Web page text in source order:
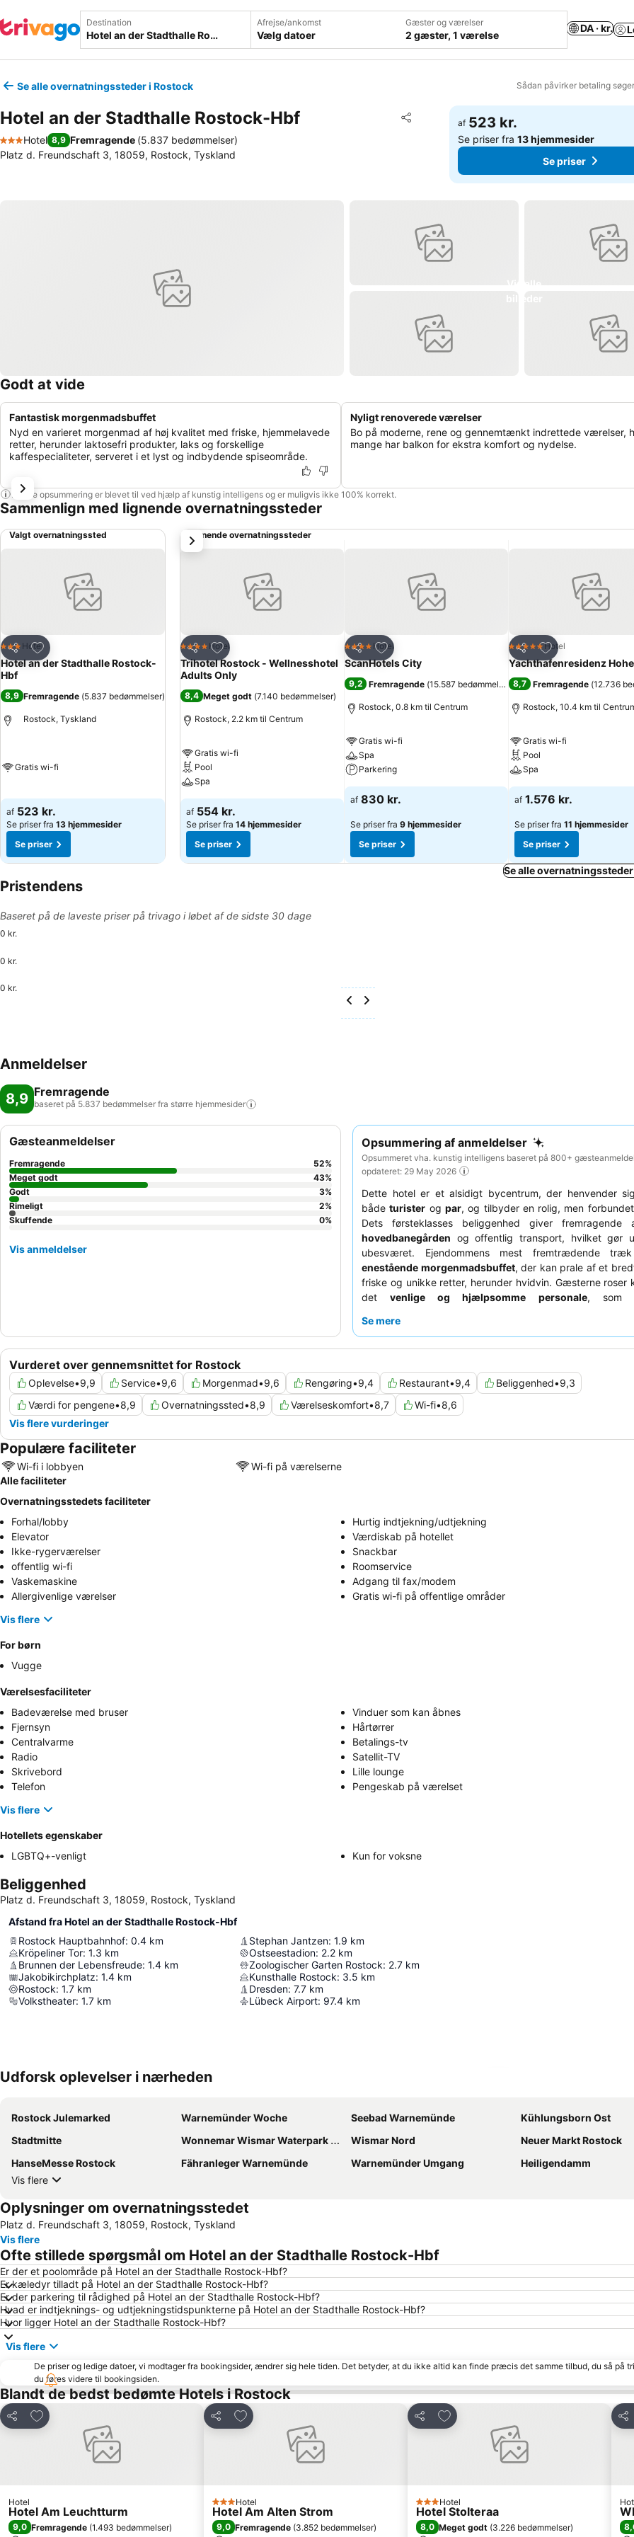
Destination Afrejse/ankomst
Vælg datoer
Gæster og værelser
2 gæster, 1 værelse
DA · kr.
Se alle overnatningssteder i Rostock Sådan påvirker betaling
Hotel an der Stadthalle Rostock-Hbf Del
Føj til favoritter
3 Stjerner
Hotel 8,9 Fremragende (5.837 bedømmelser)
Platz d. Freundschaft 3, 18059, Rostock, Tyskland
af 523 kr.
Se priser fra13 hjemmesider
Se priser
Godt at vide
Fantastisk morgenmadsbuffet
Nyd en varieret morgenmad af høj kvalitet med friske, hjemmelavede
retter, herunder laktosefri produkter, laks og forskellige
kaffespecialiteter, serveret i et lyst og indbydende spiseområde.
Nyligt renoverede værelser
Bo på moderne, rene og gennemtænkt indrettede værelser,
mange har balkon for ekstra komfort og nydelse.
Denne opsummering er blevet til ved hjælp af kunstig intelligens og er muligvis ikke 100% korrekt.
Sammenlign med lignende overnatningssteder
Valgt overnatningssted
Del
Føj til favoritter
3 Stjerner
Hotel
Hotel an der Stadthalle Rostock-
Hbf
8,9 Fremragende (5.837 bedømmelser)
Rostock, Tyskland
Gratis wi-fi
af 523 kr.
Se priser fra 13 hjemmesider
Se priser
Lignende overnatningssteder
Del
Føj til favoritter
4 StjernerHotel
Trihotel Rostock - Wellnesshotel
Adults Only
8,4 Meget godt (7.140 bedømmelser)
Rostock, 2.2 km til Centrum
Gratis wi-fi
Pool
Spa
af 554 kr.
Se priser fra 14 hjemmesider
Se priser
Del
Føj til favoritter
4 StjernerHotel
ScanHotels City
9,2 Fremragende (15.587 bedømmelser )
Rostock, 0.8 km til Centrum
Gratis wi-fi
Spa
Parkering
af 830 kr.
Se priser fra 9 hjemmesider
Se priser
Del
Føj til favoritter
5 StjernerHotel
Yachthafenresidenz
8,7 Fremragende (12.736
Rostock, 10.4 km til
Gratis wi-fi
Pool
Spa
af 1.576 kr.
Se priser fra 11 hjemmesider
Se priser
næste
Se alle
Pristendens
Baseret på de laveste priser på trivago i løbet af de sidste 30 dage
0 kr.
0 kr.
0 kr.
Anmeldelser
8,9 Fremragende
baseret på 5.837 bedømmelser fra større hjemmesider
Opsummering af anmeldelser
Opsummeret vha. kunstig intelligens baseret på 800+
opdateret: 29 May 2026
Dette hotel er et alsidigt bycentrum, der henvender
bådeturister og par, og tilbyder en rolig, men
Dets førsteklasses beliggenhed giver fremragende
hovedbanegården og offentlig transport, hvilket gør
ubesværet. Ejendommens mest fremtrædende
enestående morgenmadsbuffet, der kan prale af et
friske og unikke retter, herunder hvidvin. Gæsterne roser
detvenlige og hjælpsomme personale, som
du overveje at anmode om et værelse med en
Se mere
Vurderet over gennemsnittet for Rostock
Oplevelse•9,9 Service•9,6 Morgenmad•9,6 Rengøring•9,4 Restaurant•9,4 Beliggenhed•9,3
Værdi for pengene•8,9 Overnatningssted•8,9 Værelseskomfort•8,7 Wi-fi•8,6
Vis flere vurderinger
Gæsteanmeldelser
Fremragende 52%
Meget godt
43%
Godt
3%
Rimeligt
2%
Skuffende
0%
Vis anmeldelser
Populære faciliteter
Wi-fi i lobbyen
Wi-fi på værelserne
Alle faciliteter
Overnatningsstedets faciliteter
Forhal/lobby
Hurtig indtjekning/udtjekning
Elevator
Værdiskab på hotellet
Ikke-rygerværelser
Snackbar
offentlig wi-fi
Roomservice
Vaskemaskine
Adgang til fax/modem
Allergivenlige værelser
Gratis wi-fi på offentlige områder
Vis flere
For børn
Vugge
Værelsesfaciliteter
Badeværelse med bruser
Vinduer som kan åbnes
Fjernsyn
Hårtørrer
Centralvarme
Betalings-tv
Radio
Satellit-TV
Skrivebord
Lille lounge
Telefon
Pengeskab på værelset
Vis flere
Hotellets egenskaber
LGBTQ+-venligt
Kun for voksne
Beliggenhed
Platz d. Freundschaft 3, 18059, Rostock, Tyskland
Afstand fra Hotel an der Stadthalle Rostock-Hbf
Rostock Hauptbahnhof: 0.4 km
Kröpeliner Tor: 1.3 km
Brunnen der Lebensfreude: 1.4 km
Jakobikirchplatz: 1.4 km
Rostock: 1.7 km
Volkstheater: 1.7 km
Stephan Jantzen: 1.9 km
Ostseestadion: 2.2 km
Zoologischer Garten Rostock: 2.7 km
Kunsthalle Rostock: 3.5 km
Dresden: 7.7 km
Lübeck Airport: 97.4 km
Udforsk oplevelser i nærheden
Rostock Julemarked Warnemünder Woche Seebad Warnemünde
Kühlungsborn Ost
Stadtmitte
Wonnemar Wismar Waterpark and Spa Wismar Nord
Neuer Markt Rostock
HanseMesse Rostock
Fähranleger Warnemünde Warnemünder Umgang
Heiligendamm
Vis flere
Oplysninger om overnatningsstedet
Platz d. Freundschaft 3, 18059, Rostock, Tyskland
Vis flere
Ofte stillede spørgsmål om Hotel an der Stadthalle Rostock-Hbf
Er der et poolområde på Hotel an der Stadthalle Rostock-Hbf?
Er kæledyr tilladt på Hotel an der Stadthalle Rostock-Hbf?
Er der parkering til rådighed på Hotel an der Stadthalle Rostock-Hbf?
Hvad er indtjeknings- og udtjekningstidspunkterne på Hotel an der Stadthalle Rostock-Hbf?
Hvor ligger Hotel an der Stadthalle Rostock-Hbf?
Vis flere
De priser og ledige datoer, vi modtager fra bookingsider, ændrer sig hele tiden. Det betyder, at du ikke altid kan finde præcis det samme tilbud, du så på
du føres videre til bookingsiden.
Blandt de bedst bedømte Hotels i Rostock
Del
Føj til favoritter
Hotel
Hotel Am Leuchtturm
9,0 Fremragende (1.493 bedømmelser)
Del
Føj til favoritter
3 Stjerner
Hotel
Hotel Am Alten Strom
9,0 Fremragende (3.852 bedømmelser)
Del
Føj til favoritter
3 Stjerner
Hotel
Hotel Stolteraa
8,0 Meget godt (3.226 bedømmelser)
Del